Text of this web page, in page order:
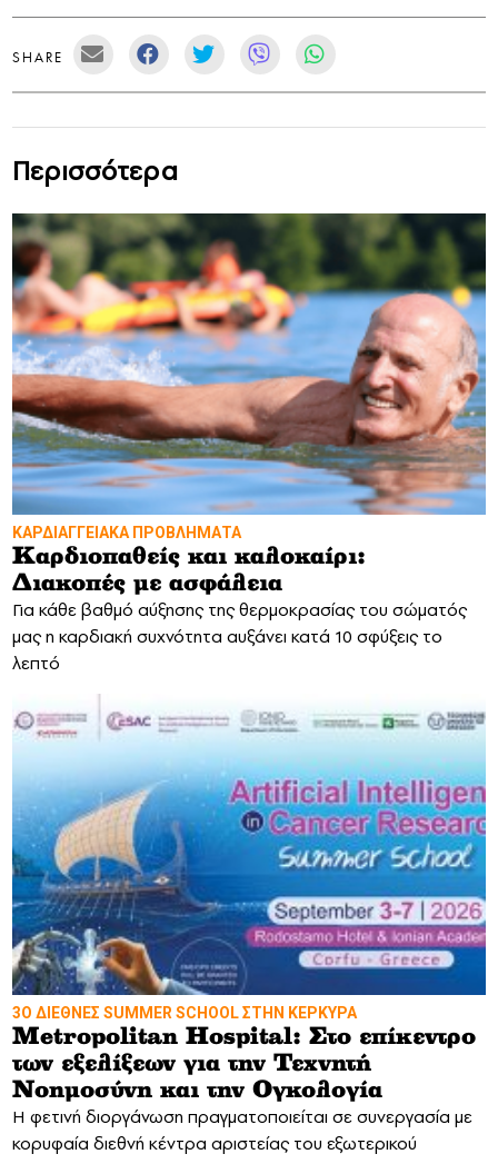
SHARE
Περισσότερα
ΚΑΡΔΙΑΓΓΕΙΑΚΑ ΠΡΟΒΛΗΜΑΤΑ
Καρδιοπαθείς και καλοκαίρι:
Διακοπές με ασφάλεια
Για κάθε βαθμό αύξησης της θερμοκρασίας του σώματός
μας η καρδιακή συχνότητα αυξάνει κατά 10 σφύξεις το
λεπτό
3Ο ΔΙΕΘΝΕΣ SUMMER SCHOOL ΣΤΗΝ ΚΕΡΚΥΡΑ
Metropolitan Hospital: Στο επίκεντρο
των εξελίξεων για την Τεχνητή
Νοημοσύνη και την Ογκολογία
Η φετινή διοργάνωση πραγματοποιείται σε συνεργασία με
κορυφαία διεθνή κέντρα αριστείας του εξωτερικού